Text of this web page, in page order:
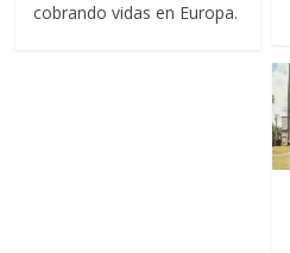
cobrando vidas en Europa.